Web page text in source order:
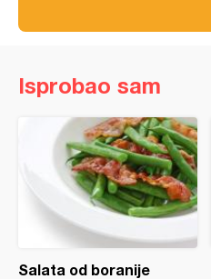
Isprobao sam
Salata od boranije